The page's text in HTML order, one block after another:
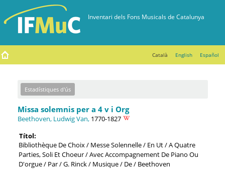
Català English Español
Estadístiques d'ús
Missa solemnis per a 4 v i Org
Beethoven, Ludwig Van,1770-1827
Títol:
Bibliothèque De Choix / Messe Solennelle / En Ut / A Quatre
Parties, Soli Et Choeur / Avec Accompagnement De Piano Ou
D'orgue / Par / G. Rinck / Musique / De / Beethoven